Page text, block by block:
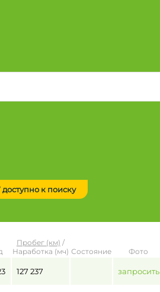
доступно к поиску
Пробег (км) /
Наработка (мч) Состояние Фото
127 237 запросить